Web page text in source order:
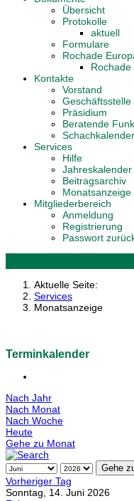
Übersicht
Protokolle
aktuell
Formulare
Rochade
Rochade
Kontakte
Vorstand
Geschäftsstelle
Präsidium
Beratende
Services
Hilfe
Jahreskalender
Beitragsarchiv
Monatsanzeige
Mitgliederbereich
Anmeldung
Registrierung
Passwort
Aktuelle Seite:
Services
Monatsanzeige
Terminkalender
Nach Jahr
Nach Monat
Nach Woche
Heute
Gehe zu Monat
Gehe
Vorheriger Tag
Sonntag, 14. Juni 2026